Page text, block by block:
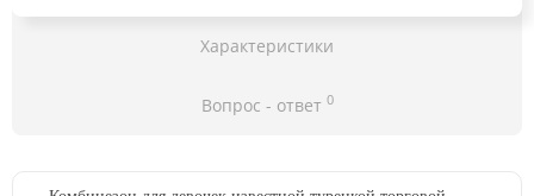
Характеристики
Вопрос - ответ 0